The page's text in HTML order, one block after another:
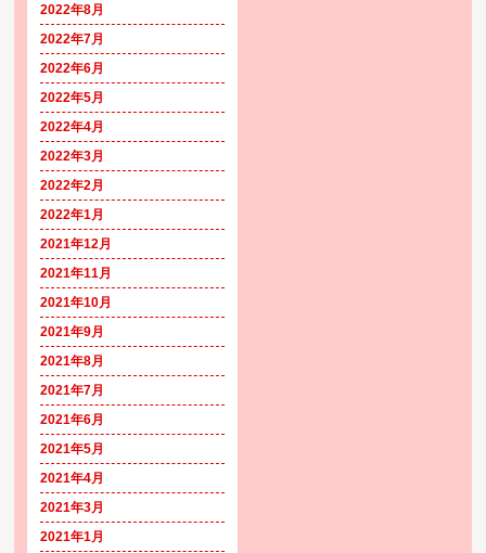
2022年8月
2022年7月
2022年6月
2022年5月
2022年4月
2022年3月
2022年2月
2022年1月
2021年12月
2021年11月
2021年10月
2021年9月
2021年8月
2021年7月
2021年6月
2021年5月
2021年4月
2021年3月
2021年1月